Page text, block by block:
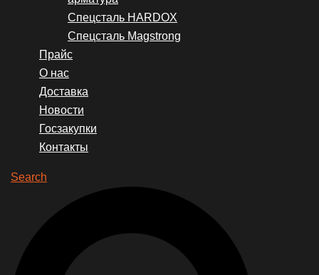
Спецсталь HARDOX
Спецсталь Magstrong
Прайс
О нас
Доставка
Новости
Госзакупки
Контакты
Search